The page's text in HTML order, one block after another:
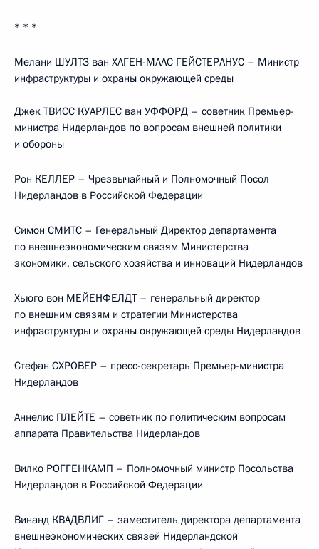
* * *
Мелани ШУЛТЗ ван ХАГЕН-МААС ГЕЙСТЕРАНУС – Министр
инфраструктуры и охраны окружающей среды
Джек ТВИСС КУАРЛЕС ван УФФОРД – советник Премьер-
министра Нидерландов по вопросам внешней политики
и обороны
Рон КЕЛЛЕР – Чрезвычайный и Полномочный Посол
Нидерландов в Российской Федерации
Симон СМИТС – Генеральный Директор департамента
по внешнеэкономическим связям Министерства
экономики, сельского хозяйства и инноваций Нидерландов
Хьюго вон МЕЙЕНФЕЛДТ – генеральный директор
по внешним связям и стратегии Министерства
инфраструктуры и охраны окружающей среды Нидерландов
Стефан СХРОВЕР – пресс-секретарь Премьер-министра
Нидерландов
Аннелис ПЛЕЙТЕ – советник по политическим вопросам
аппарата Правительства Нидерландов
Вилко РОГГЕНКАМП – Полномочный министр Посольства
Нидерландов в Российской Федерации
Винанд КВАДВЛИГ – заместитель директора департамента
внешнеэкономических связей Нидерландской